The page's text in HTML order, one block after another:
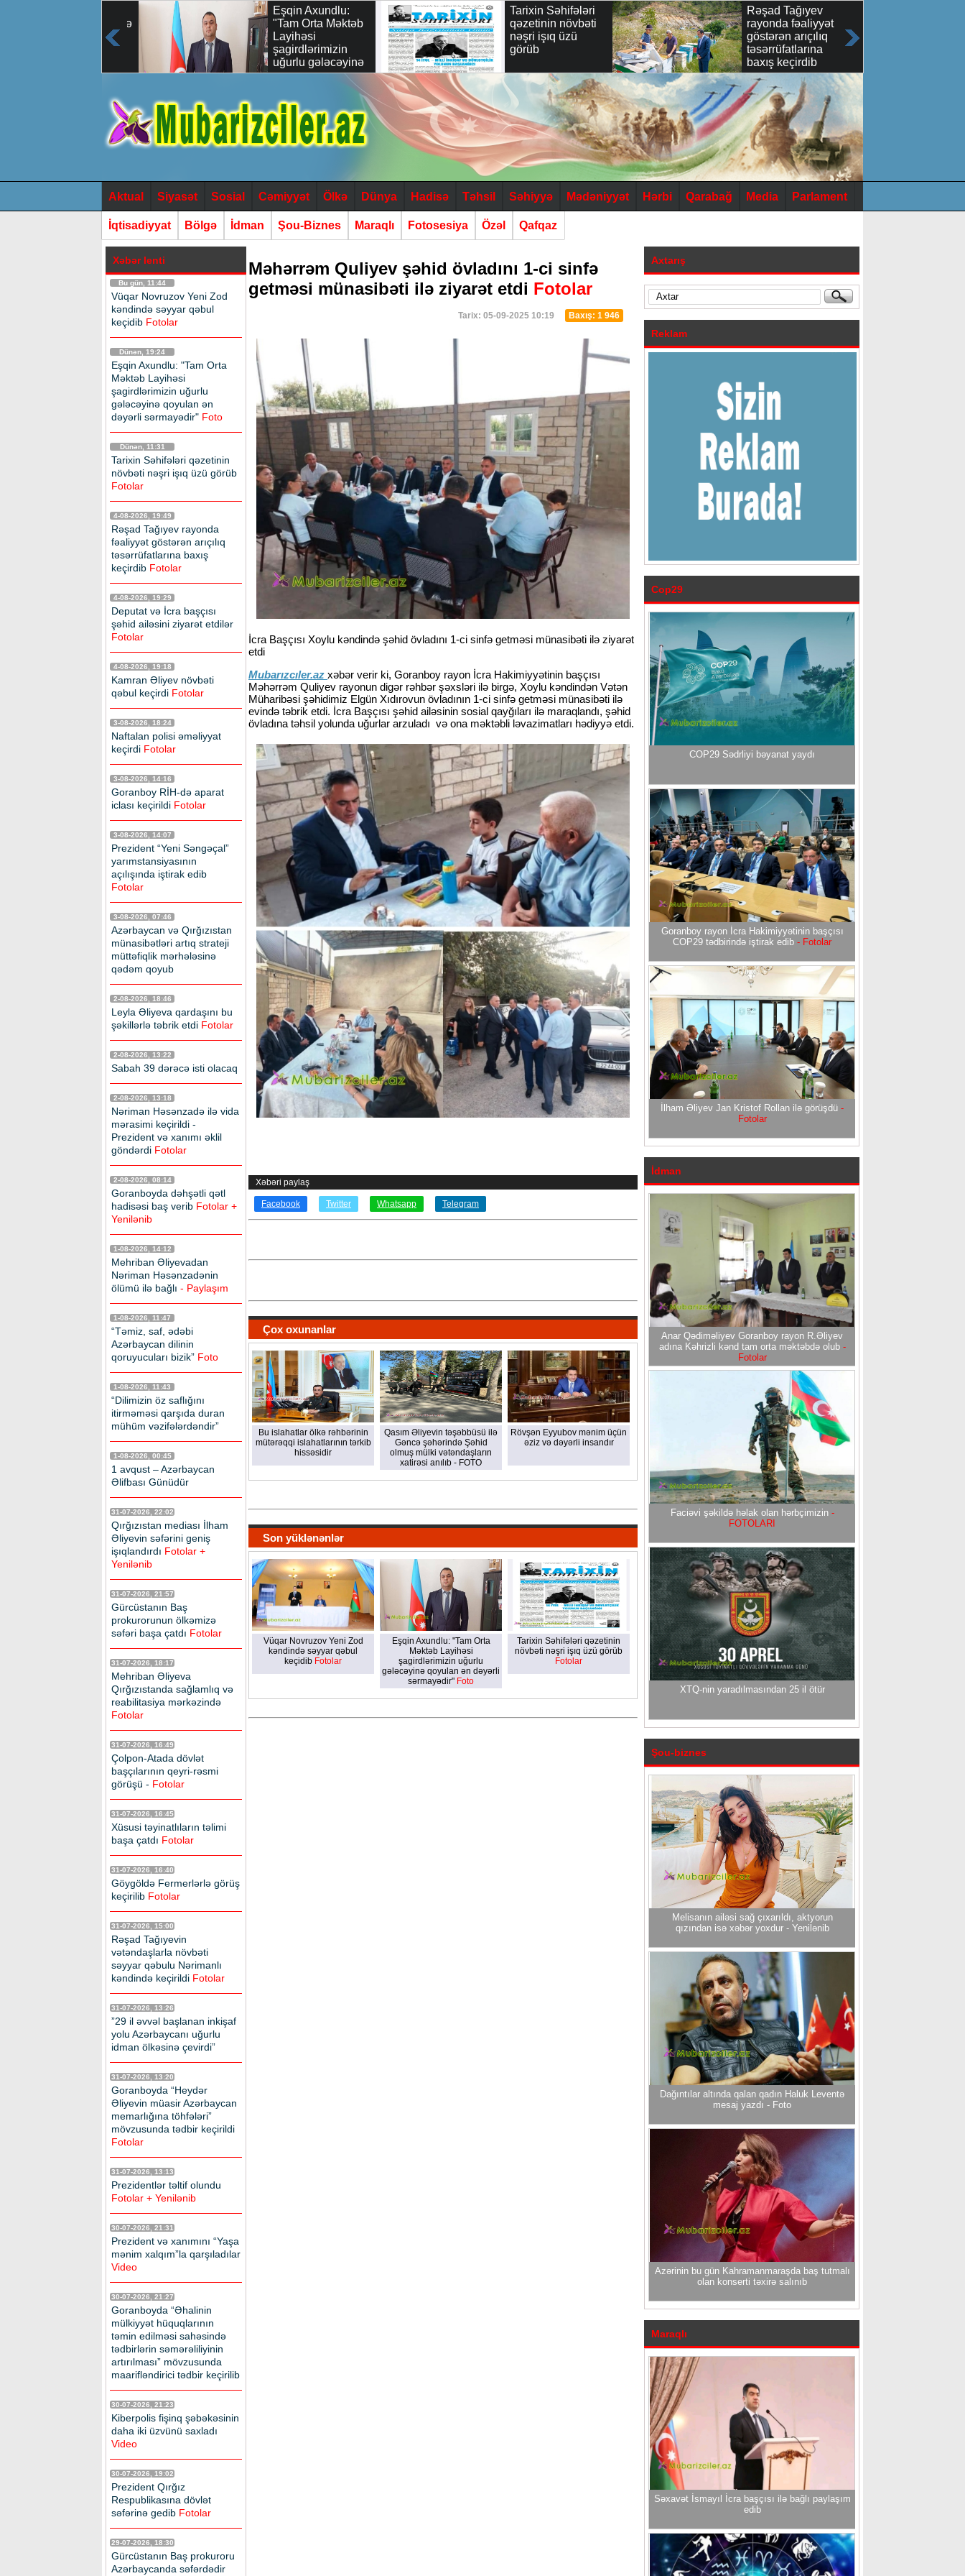
Eşqin Axundlu:
"Tam Orta Məktəb
Layihəsi
şagirdlərimizin
uğurlu gələcəyinə
qoyulan ən dəyərli
Tarixin Səhifələri
qəzetinin növbəti
nəşri işıq üzü
görüb
Rəşad Tağıyev
rayonda fəaliyyət
göstərən arıçılıq
təsərrüfatlarına
baxış keçirdib
Aktual Siyasət Sosial Cəmiyyət Ölkə Dünya Hadisə Təhsil Səhiyyə Mədəniyyət Hərbi Qarabağ Media Parlament
İqtisadiyyat Bölgə İdman Şou-Biznes Maraqlı Fotosesiya Özəl Qafqaz
Xəbər lenti
Bu gün, 11:44
Vüqar Novruzov Yeni Zod
kəndində səyyar qəbul
keçidib Fotolar
Dünən, 19:24
Eşqin Axundlu: "Tam Orta
Məktəb Layihəsi
şagirdlərimizin uğurlu
gələcəyinə qoyulan ən
dəyərli sərmayədir" Foto
Dünən, 11:31
Tarixin Səhifələri qəzetinin
növbəti nəşri işıq üzü görüb
Fotolar
4-08-2026, 19:49
Rəşad Tağıyev rayonda
fəaliyyət göstərən arıçılıq
təsərrüfatlarına baxış
keçirdib Fotolar
4-08-2026, 19:29
Deputat və İcra başçısı
şəhid ailəsini ziyarət etdilər
Fotolar
4-08-2026, 19:18
Kamran Əliyev növbəti
qəbul keçirdi Fotolar
3-08-2026, 18:24
Naftalan polisi əməliyyat
keçirdi Fotolar
3-08-2026, 14:16
Goranboy RİH-də aparat
iclası keçirildi Fotolar
3-08-2026, 14:07
Prezident “Yeni Səngəçal”
yarımstansiyasının
açılışında iştirak edib
Fotolar
3-08-2026, 07:46
Azərbaycan və Qırğızıstan
münasibətləri artıq strateji
müttəfiqlik mərhələsinə
qədəm qoyub
2-08-2026, 18:46
Leyla Əliyeva qardaşını bu
şəkillərlə təbrik etdi Fotolar
2-08-2026, 13:22
Sabah 39 dərəcə isti olacaq
2-08-2026, 13:18
Nəriman Həsənzadə ilə vida
mərasimi keçirildi -
Prezident və xanımı əklil
göndərdi Fotolar
2-08-2026, 08:14
Goranboyda dəhşətli qətl
hadisəsi baş verib Fotolar +
Yenilənib
1-08-2026, 14:12
Mehriban Əliyevadan
Nəriman Həsənzadənin
ölümü ilə bağlı - Paylaşım
1-08-2026, 11:47
“Təmiz, saf, ədəbi
Azərbaycan dilinin
qoruyucuları bizik” Foto
1-08-2026, 11:43
“Dilimizin öz saflığını
itirməməsi qarşıda duran
mühüm vəzifələrdəndir”
1-08-2026, 00:45
1 avqust – Azərbaycan
Əlifbası Günüdür
31-07-2026, 22:02
Qırğızıstan mediası İlham
Əliyevin səfərini geniş
işıqlandırdı Fotolar +
Yenilənib
31-07-2026, 21:57
Gürcüstanın Baş
prokurorunun ölkəmizə
səfəri başa çatdı Fotolar
31-07-2026, 18:17
Mehriban Əliyeva
Qırğızıstanda sağlamlıq və
reabilitasiya mərkəzində
Fotolar
31-07-2026, 16:49
Çolpon-Atada dövlət
başçılarının qeyri-rəsmi
görüşü - Fotolar
31-07-2026, 16:45
Xüsusi təyinatlıların təlimi
başa çatdı Fotolar
31-07-2026, 16:40
Göygöldə Fermerlərlə görüş
keçirilib Fotolar
31-07-2026, 15:00
Rəşad Tağıyevin
vətəndaşlarla növbəti
səyyar qəbulu Nərimanlı
kəndində keçirildi Fotolar
31-07-2026, 13:26
”29 il əvvəl başlanan inkişaf
yolu Azərbaycanı uğurlu
idman ölkəsinə çevirdi”
31-07-2026, 13:20
Goranboyda “Heydər
Əliyevin müasir Azərbaycan
memarlığına töhfələri”
mövzusunda tədbir keçirildi
Fotolar
31-07-2026, 13:13
Prezidentlər təltif olundu
Fotolar + Yenilənib
30-07-2026, 21:31
Prezident və xanımını “Yaşa
mənim xalqım”la qarşıladılar
Video
30-07-2026, 21:27
Goranboyda “Əhalinin
mülkiyyət hüquqlarının
təmin edilməsi sahəsində
tədbirlərin səmərəliliyinin
artırılması” mövzusunda
maarifləndirici tədbir keçirilib
30-07-2026, 21:23
Kiberpolis fişinq şəbəkəsinin
daha iki üzvünü saxladı
Video
30-07-2026, 19:02
Prezident Qırğız
Respublikasına dövlət
səfərinə gedib Fotolar
29-07-2026, 18:30
Gürcüstanın Baş prokuroru
Azərbaycanda səfərdədir
Məhərrəm Quliyev şəhid övladını 1-ci sinfə
getməsi münasibəti ilə ziyarət etdi Fotolar
Tarix: 05-09-2025 10:19 Baxış: 1 946
İcra Başçısı Xoylu kəndində şəhid övladını 1-ci sinfə getməsi münasibəti ilə ziyarət
etdi
Mubarızcıler.az xəbər verir ki, Goranboy rayon İcra Hakimiyyətinin başçısı
Məhərrəm Quliyev rayonun digər rəhbər şəxsləri ilə birgə, Xoylu kəndindən Vətən
Müharibəsi şəhidimiz Elgün Xıdırovun övladının 1-ci sinfə getməsi münasibəti ilə
evində təbrik etdi. İcra Başçısı şəhid ailəsinin sosial qayğıları ilə maraqlandı, şəhid
övladına təhsil yolunda uğurlar arzuladı və ona məktəbli ləvazimatları hədiyyə etdi.
Xəbəri paylaş
Facebook Twitter Whatsapp Telegram
Çox oxunanlar
Bu islahatlar ölkə rəhbərinin
mütərəqqi islahatlarının tərkib
hissəsidir
Qasım Əliyevin təşəbbüsü ilə
Gəncə şəhərində Şəhid
olmuş mülki vətəndaşların
xatirəsi anılıb - FOTO
Rövşən Eyyubov mənim üçün
əziz və dəyərli insandır
Son yüklənənlər
Vüqar Novruzov Yeni Zod
kəndində səyyar qəbul
keçidib Fotolar
Eşqin Axundlu: "Tam Orta
Məktəb Layihəsi
şagirdlərimizin uğurlu
gələcəyinə qoyulan ən dəyərli
sərmayədir" Foto
Tarixin Səhifələri qəzetinin
növbəti nəşri işıq üzü görüb
Fotolar
Axtarış
Reklam
Cop29
COP29 Sədrliyi bəyanat yaydı
Goranboy rayon İcra Hakimiyyətinin başçısı
COP29 tədbirində iştirak edib - Fotolar
İlham Əliyev Jan Kristof Rollan ilə görüşdü -
Fotolar
İdman
Anar Qədiməliyev Goranboy rayon R.Əliyev
adına Kəhrizli kənd tam orta məktəbdə olub -
Fotolar
Faciəvi şəkildə həlak olan hərbçimizin -
FOTOLARI
XTQ-nin yaradılmasından 25 il ötür
Şou-biznes
Melisanın ailəsi sağ çıxarıldı, aktyorun
qızından isə xəbər yoxdur - Yenilənib
Dağıntılar altında qalan qadın Haluk Leventə
mesaj yazdı - Foto
Azərinin bu gün Kahramanmaraşda baş tutmalı
olan konserti təxirə salınıb
Maraqlı
Səxavət İsmayıl İcra başçısı ilə bağlı paylaşım
edib